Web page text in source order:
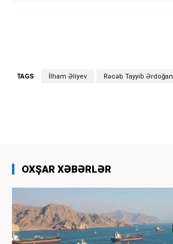
TAGS İlham Əliyev Rəcəb Tayyib Ərdoğan
OXŞAR XƏBƏRLƏR